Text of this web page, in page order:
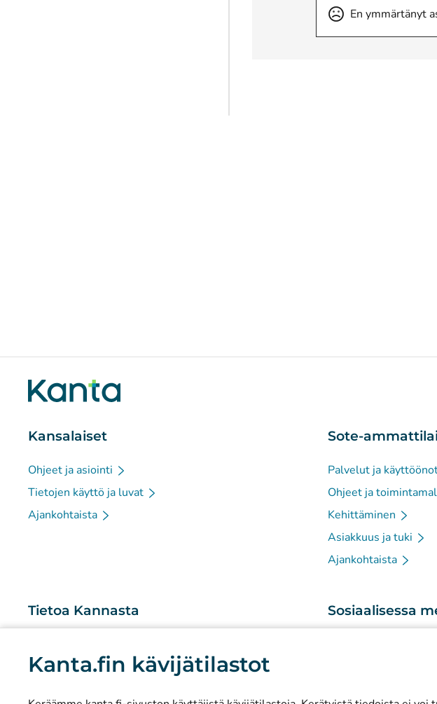
Kanta.fin kävijätilastot
En ymmärtänyt
Kansalaiset
Ohjeet ja asiointi
Tietojen käyttö ja luvat
Ajankohtaista
Sote-
Palvelut ja
Ohjeet ja
Kehittäminen
Asiakkuus ja tuki
Ajankohtaista
Tietoa Kannasta
Tutkimus ja tiedolla johtaminen
Sosiaalisessa